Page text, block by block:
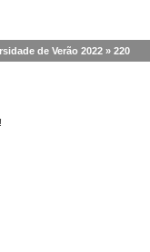
de Verão 2022 » 220